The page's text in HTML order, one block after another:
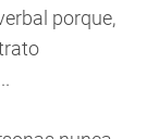
porque,